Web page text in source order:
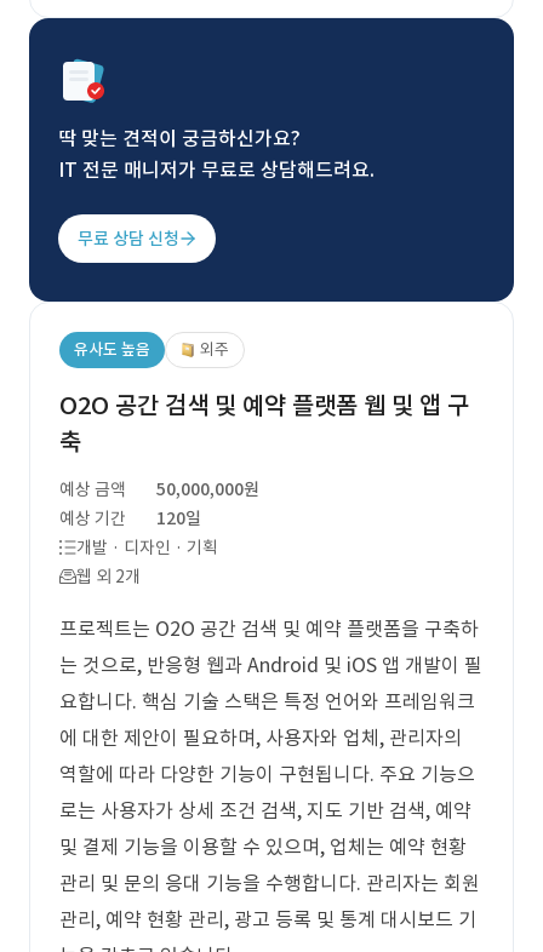
딱 맞는 견적이 궁금하신가요?
IT 전문 매니저가 무료로 상담해드려요.
무료 상담 신청
유사도 높음 외주
O2O 공간 검색 및 예약 플랫폼 웹 및 앱 구
축
예상 금액
50,000,000원
예상 기간
120일
개발 · 디자인 · 기획
웹 외 2개
프로젝트는 O2O 공간 검색 및 예약 플랫폼을 구축하
는 것으로, 반응형 웹과 Android 및 iOS 앱 개발이 필
요합니다. 핵심 기술 스택은 특정 언어와 프레임워크
에 대한 제안이 필요하며, 사용자와 업체, 관리자의
역할에 따라 다양한 기능이 구현됩니다. 주요 기능으
로는 사용자가 상세 조건 검색, 지도 기반 검색, 예약
및 결제 기능을 이용할 수 있으며, 업체는 예약 현황
관리 및 문의 응대 기능을 수행합니다. 관리자는 회원
관리, 예약 현황 관리, 광고 등록 및 통계 대시보드 기